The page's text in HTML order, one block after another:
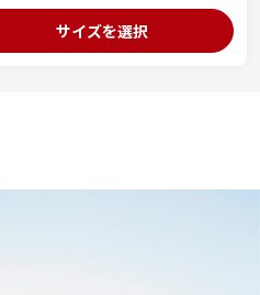
サイズを選択